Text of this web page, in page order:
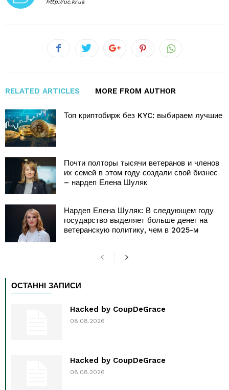
http://uc.kr.ua
RELATED ARTICLES MORE FROM AUTHOR
Топ криптобирж без KYC: выбираем лучшие
Почти полторы тысячи ветеранов и членов
их семей в этом году создали свой бизнес
– нардеп Елена Шуляк
Нардеп Елена Шуляк: В следующем году
государство выделяет больше денег на
ветеранскую политику, чем в 2025-м
ОСТАННІ ЗАПИСИ
Hacked by CoupDeGrace
08.08.2026
Hacked by CoupDeGrace
08.08.2026